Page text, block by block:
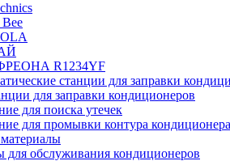
R1234YF
станции для заправки
для заправки кондиционеров
для поиска утечек
для промывки контура кондиционера
для обслуживания кондиционеров